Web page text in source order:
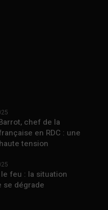
chef de la
en RDC : une
tension
feu : la situation
se dégrade